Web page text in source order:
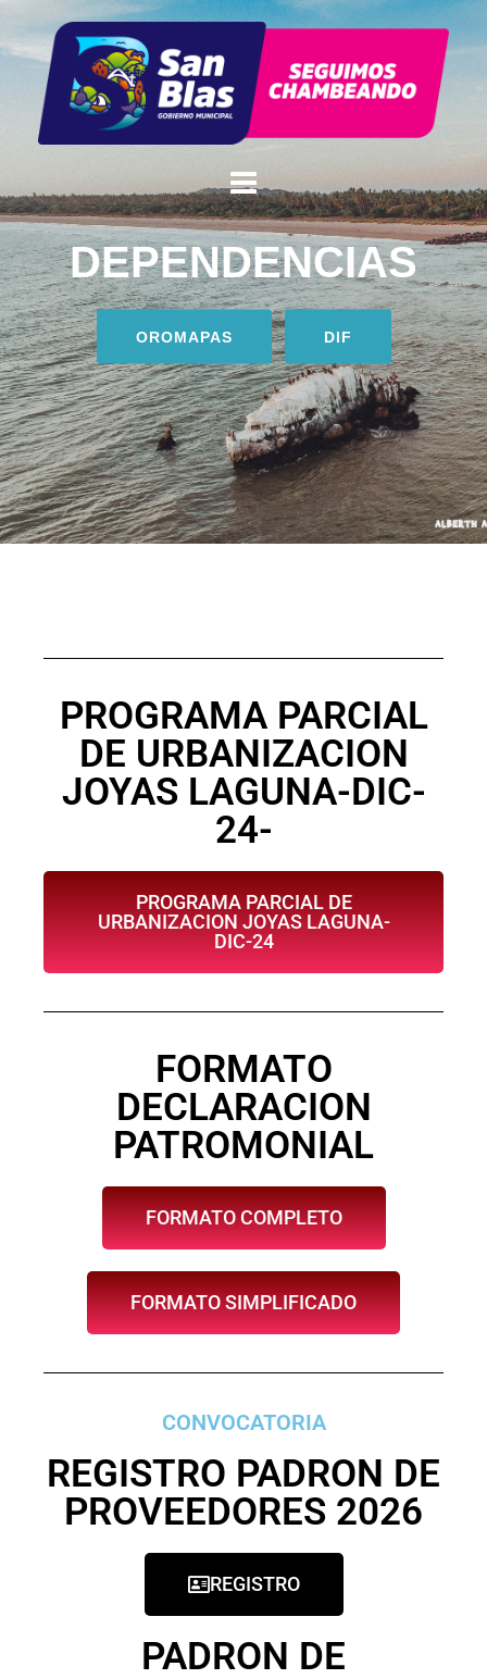
DEPENDENCIAS
OROMAPAS DIF
PROGRAMA PARCIAL
DE URBANIZACION
JOYAS LAGUNA-DIC-
24-
PROGRAMA PARCIAL DE
URBANIZACION JOYAS LAGUNA-
DIC-24
FORMATO
DECLARACION
PATROMONIAL
FORMATO COMPLETO
FORMATO SIMPLIFICADO
CONVOCATORIA
REGISTRO PADRON DE
PROVEEDORES 2026
REGISTRO
PADRON DE